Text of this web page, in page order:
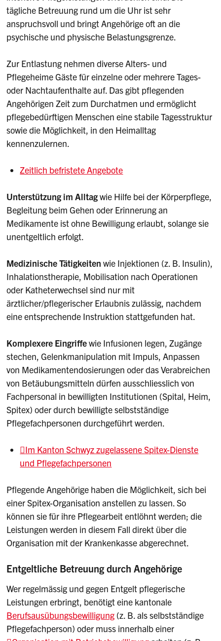
tägliche Betreuung rund um die Uhr ist sehr
anspruchsvoll und bringt Angehörige oft an die
psychische und physische Belastungsgrenze.
Zur Entlastung nehmen diverse Alters- und
Pflegeheime Gäste für einzelne oder mehrere Tages-
oder Nachtaufenthalte auf. Das gibt pflegenden
Angehörigen Zeit zum Durchatmen und ermöglicht
pflegebedürftigen Menschen eine stabile Tagesstruktur
sowie die Möglichkeit, in den Heimalltag
kennenzulernen.
Zeitlich befristete Angebote
Unterstützung im Alltagwie Hilfe bei der Körperpflege,
Begleitung beim Gehen oder Erinnerung an
Medikamente ist ohne Bewilligung erlaubt, solange sie
unentgeltlich erfolgt.
Medizinische Tätigkeiten wie Injektionen (z. B. Insulin),
Inhalationstherapie, Mobilisation nach Operationen
oder Katheterwechsel sind nur mit
ärztlicher/pflegerischer Erlaubnis zulässig, nachdem
eine entsprechende Instruktion stattgefunden hat.
Komplexere Eingriffewie Infusionen legen, Zugänge
stechen, Gelenkmanipulation mit Impuls, Anpassen
von Medikamentendosierungen oder das Verabreichen
von Betäubungsmitteln dürfen ausschliesslich von
Fachpersonal in bewilligten Institutionen (Spital, Heim,
Spitex) oder durch bewilligte selbstständige
Pflegefachpersonen durchgeführt werden.
Im Kanton Schwyz zugelassene Spitex-Dienste
und Pflegefachpersonen
Pflegende Angehörige haben die Möglichkeit, sich bei
einer Spitex-Organisation anstellen zu lassen. So
können sie für ihre Pflegearbeit entlöhnt werden; die
Leistungen werden in diesem Fall direkt über die
Organisation mit der Krankenkasse abgerechnet.
Entgeltliche Betreuung durch Angehörige
Wer regelmässig und gegen Entgelt pflegerische
Leistungen erbringt, benötigt eine kantonale
Berufsausübungsbewilligung (z. B. als selbstständige
Pflegefachperson) oder muss innerhalb einer